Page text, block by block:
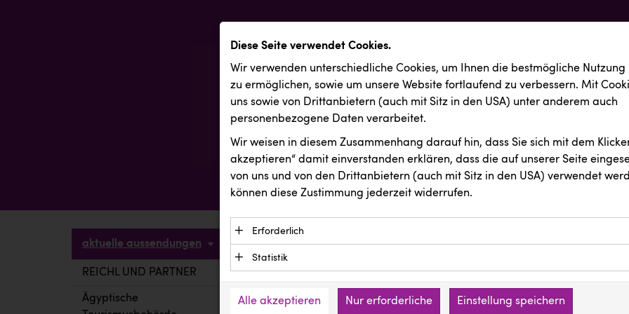
aktuelle aussendungen
REICHL UND PARTNER
Ägyptische
Diese Seite verwendet Cookies.
Wir verwenden unterschiedliche Cookies, um Ihnen die best­mögliche Nutzung
zu ermöglichen, sowie um unsere Website fortlaufend zu verbessern. Mit
uns sowie von Drittanbietern (auch mit Sitz in den USA) unter anderem auch
personenbezogene Daten verarbeitet.
Wir weisen in diesem Zusammenhang darauf hin, dass Sie sich mit dem
akzeptieren“ damit ein­ver­standen erklären, dass die auf unserer Seite
von uns und von den Drittanbietern (auch mit Sitz in den USA) verwendet
können diese Zustimmung jederzeit widerrufen.
Erforderlich
Essenzielle Cookies ermöglichen grundlegende Funktionen und sind für die
Funktion der Website erforderlich. Diese Cookies speichern keine
Daten und werden an keine Dritten übermittelt.
Anbieter: Eigentümer der Website (Erstanbieter)
Statistik
verstehen, wie unsere Besucher unsere Website nutzen.
Alle akzeptieren Nur erforderliche Einstellung speichern